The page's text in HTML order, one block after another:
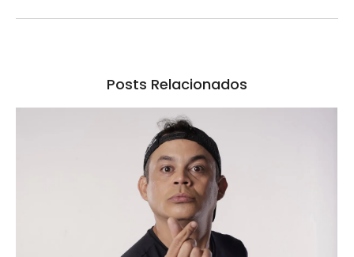
Posts Relacionados